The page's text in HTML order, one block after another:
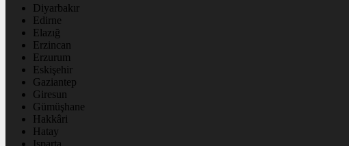
Diyarbakır
Edirne
Elazığ
Erzincan
Erzurum
Eskişehir
Gaziantep
Giresun
Gümüşhane
Hakkâri
Hatay
Isparta